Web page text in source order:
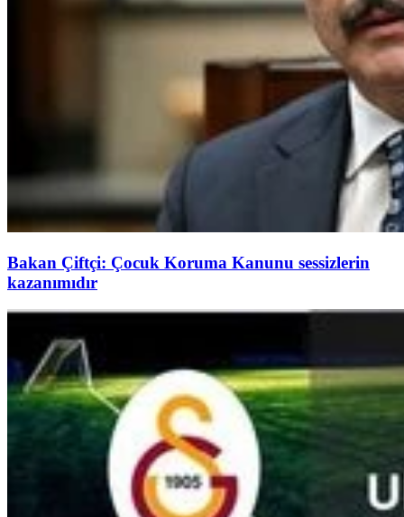
Bakan Çiftçi: Çocuk Koruma Kanunu sessizlerin
kazanımıdır